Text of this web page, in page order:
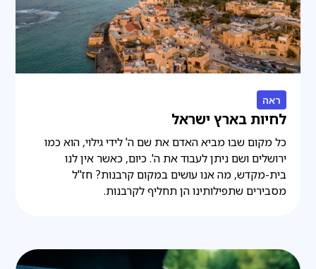
ראה
לחיות בארץ ישראל
כל מקום שבו מביא האדם את שם ה' לידי גילוי, הוא כמו
ירושלים ושם ניתן לעבוד את ה'. כיום, כאשר אין לנו
בית-מקדש, מה אנו עושים במקום קרבנות? חז"ל
מסבירים שתפילותינו הן תחליף לקרבנות.